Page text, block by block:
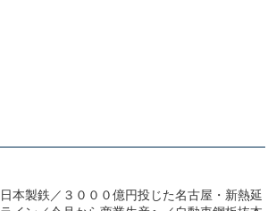
日本製鉄／３０００億円投じた名古屋・新熱延